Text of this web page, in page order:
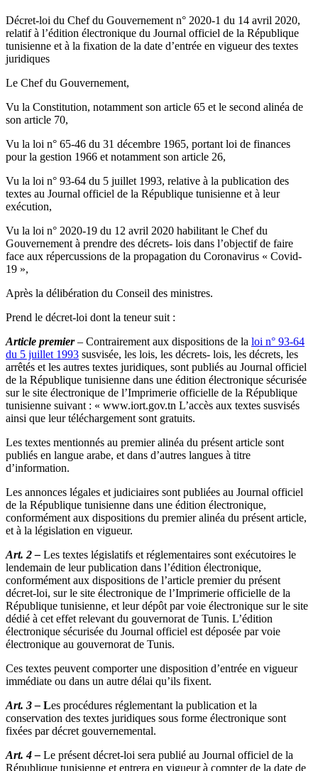
Décret-loi du Chef du Gouvernement n° 2020-1 du 14 avril 2020,
relatif à l’édition électronique du Journal officiel de la République
tunisienne et à la fixation de la date d’entrée en vigueur des textes
juridiques
Le Chef du Gouvernement,
Vu la Constitution, notamment son article 65 et le second alinéa de
son article 70,
Vu la loi n° 65-46 du 31 décembre 1965, portant loi de finances
pour la gestion 1966 et notamment son article 26,
Vu la loi n° 93-64 du 5 juillet 1993, relative à la publication des
textes au Journal officiel de la République tunisienne et à leur
exécution,
Vu la loi n° 2020-19 du 12 avril 2020 habilitant le Chef du
Gouvernement à prendre des décrets- lois dans l’objectif de faire
face aux répercussions de la propagation du Coronavirus « Covid-
19 »,
Après la délibération du Conseil des ministres.
Prend le décret-loi dont la teneur suit :
Article premier – Contrairement aux dispositions de la loi n° 93-64
du 5 juillet 1993 susvisée, les lois, les décrets- lois, les décrets, les
arrêtés et les autres textes juridiques, sont publiés au Journal officiel
de la République tunisienne dans une édition électronique sécurisée
sur le site électronique de l’Imprimerie officielle de la République
tunisienne suivant : « www.iort.gov.tn L’accès aux textes susvisés
ainsi que leur téléchargement sont gratuits.
Les textes mentionnés au premier alinéa du présent article sont
publiés en langue arabe, et dans d’autres langues à titre
d’information.
Les annonces légales et judiciaires sont publiées au Journal officiel
de la République tunisienne dans une édition électronique,
conformément aux dispositions du premier alinéa du présent article,
et à la législation en vigueur.
Art. 2 – Les textes législatifs et réglementaires sont exécutoires le
lendemain de leur publication dans l’édition électronique,
conformément aux dispositions de l’article premier du présent
décret-loi, sur le site électronique de l’Imprimerie officielle de la
République tunisienne, et leur dépôt par voie électronique sur le site
dédié à cet effet relevant du gouvernorat de Tunis. L’édition
électronique sécurisée du Journal officiel est déposée par voie
électronique au gouvernorat de Tunis.
Ces textes peuvent comporter une disposition d’entrée en vigueur
immédiate ou dans un autre délai qu’ils fixent.
Art. 3 – Les procédures réglementant la publication et la
conservation des textes juridiques sous forme électronique sont
fixées par décret gouvernemental.
Art. 4 – Le présent décret-loi sera publié au Journal officiel de la
République tunisienne et entrera en vigueur à compter de la date de